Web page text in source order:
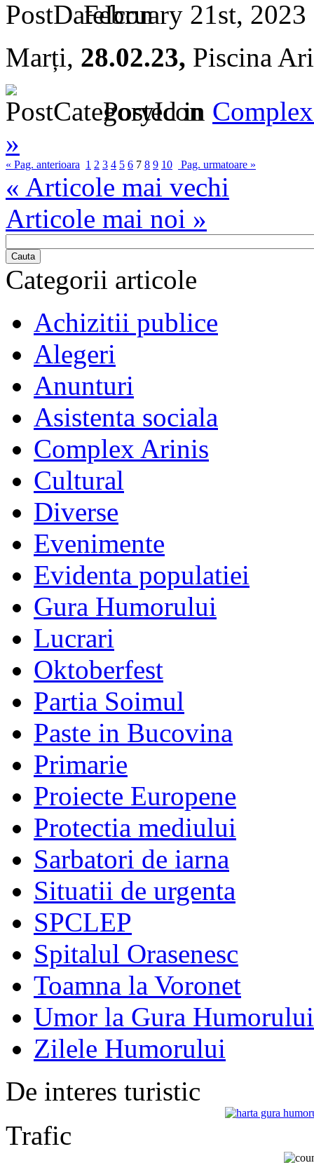
February 21st,
Marți, 28.02.23, Piscina
Posted in
»
« Pag. anterioara 1 2 3 4 5 6 7 8 9 10 Pag. urmatoare »
« Articole mai vechi
Articole mai noi »
Cauta
Categorii articole
Achizitii publice
Alegeri
Anunturi
Asistenta sociala
Complex Arinis
Cultural
Diverse
Evenimente
Evidenta populatiei
Gura Humorului
Lucrari
Oktoberfest
Partia Soimul
Paste in Bucovina
Primarie
Proiecte Europene
Protectia mediului
Sarbatori de iarna
Situatii de urgenta
SPCLEP
Spitalul Orasenesc
Toamna la Voronet
Umor la Gura Humorului
Zilele Humorului
De interes turistic
Trafic